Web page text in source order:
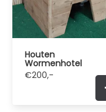
Houten
Wormenhotel
€200,-